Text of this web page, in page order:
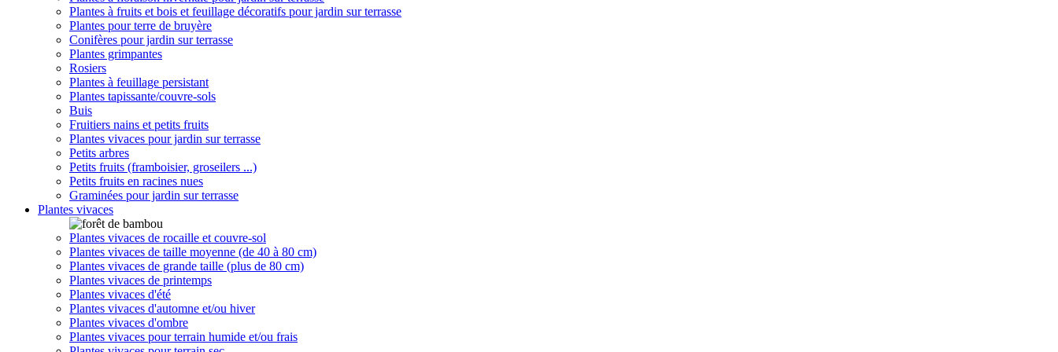
Plantes à fruits et bois et feuillage décoratifs pour jardin sur terrasse
Plantes pour terre de bruyère
Conifères pour jardin sur terrasse
Plantes grimpantes
Rosiers
Plantes à feuillage persistant
Plantes tapissante/couvre-sols
Buis
Fruitiers nains et petits fruits
Plantes vivaces pour jardin sur terrasse
Petits arbres
Petits fruits (framboisier, groseilers ...)
Petits fruits en racines nues
Graminées pour jardin sur terrasse
Plantes vivaces
Plantes vivaces de rocaille et couvre-sol
Plantes vivaces de taille moyenne (de 40 à 80 cm)
Plantes vivaces de grande taille (plus de 80 cm)
Plantes vivaces de printemps
Plantes vivaces d'été
Plantes vivaces d'automne et/ou hiver
Plantes vivaces d'ombre
Plantes vivaces pour terrain humide et/ou frais